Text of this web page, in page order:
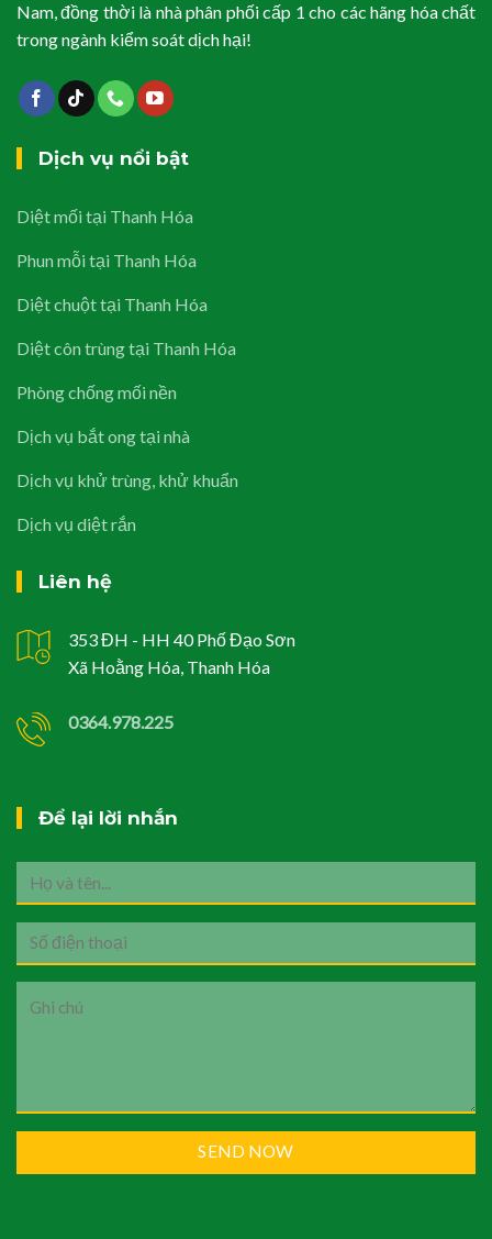
Nam, đồng thời là nhà phân phối cấp 1 cho các hãng hóa chất
trong ngành kiểm soát dịch hại!
Dịch vụ nổi bật
Diệt mối tại Thanh Hóa
Phun mỗi tại Thanh Hóa
Diệt chuột tại Thanh Hóa
Diệt côn trùng tại Thanh Hóa
Phòng chống mối nền
Dịch vụ bắt ong tại nhà
Dịch vụ khử trùng, khử khuẩn
Dịch vụ diệt rắn
Liên hệ
353 ĐH - HH 40 Phố Đạo Sơn
Xã Hoằng Hóa, Thanh Hóa
0364.978.225
Để lại lời nhắn